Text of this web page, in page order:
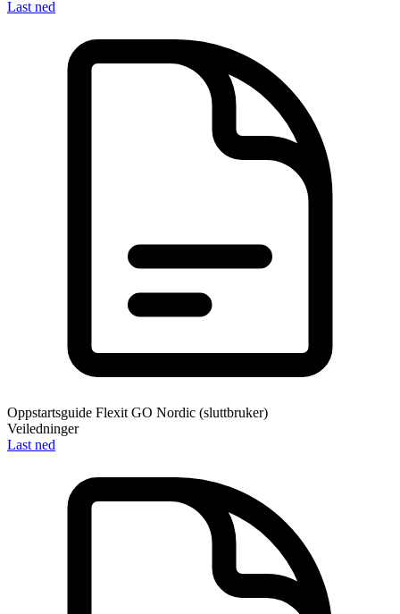
Last ned
Oppstartsguide Flexit GO Nordic (sluttbruker)
Veiledninger
Last ned